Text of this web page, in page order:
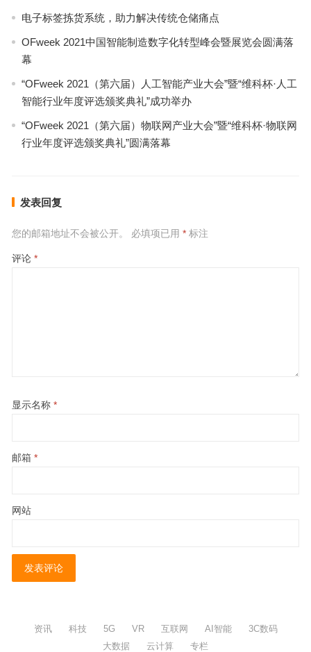
电子标签拣货系统，助力解决传统仓储痛点
OFweek 2021中国智能制造数字化转型峰会暨展览会圆满落
幕
“OFweek 2021（第六届）人工智能产业大会”暨“维科杯·人工
智能行业年度评选颁奖典礼”成功举办
“OFweek 2021（第六届）物联网产业大会”暨“维科杯·物联网
行业年度评选颁奖典礼”圆满落幕
发表回复
您的邮箱地址不会被公开。 必填项已用 *标注
评论 *
显示名称 *
邮箱 *
网站
资讯 科技 5G VR 互联网 AI智能
3C数码
大数据
云计算 专栏